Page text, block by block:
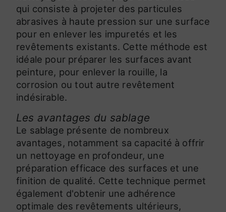
qui consiste à projeter des particules
abrasives à haute pression sur une surface
pour en enlever les impuretés et les
revêtements existants. Cette méthode est
idéale pour préparer les surfaces avant
peinture, pour enlever la rouille, la
corrosion ou tout autre revêtement
indésirable.
Les avantages du sablage
Le sablage présente de nombreux
avantages, notamment sa capacité à offrir
un nettoyage en profondeur, une
préparation efficace des surfaces et une
finition de qualité. Cette technique permet
également d'obtenir une adhérence
optimale des revêtements ultérieurs,